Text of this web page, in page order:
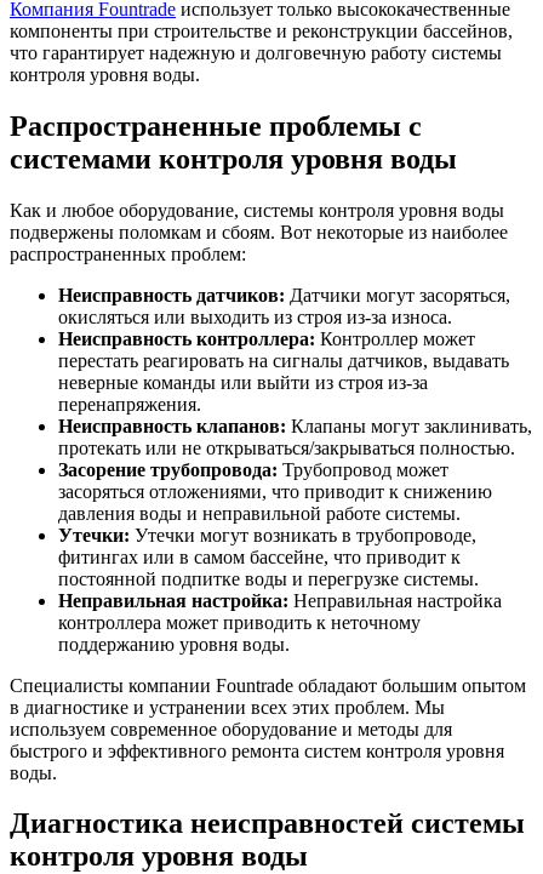
Компания Fountrade использует только высококачественные
компоненты при строительстве и реконструкции бассейнов,
что гарантирует надежную и долговечную работу системы
контроля уровня воды.
Распространенные проблемы с
системами контроля уровня воды
Как и любое оборудование, системы контроля уровня воды
подвержены поломкам и сбоям. Вот некоторые из наиболее
распространенных проблем:
Неисправность датчиков: Датчики могут засоряться,
окисляться или выходить из строя из-за износа.
Неисправность контроллера: Контроллер может
перестать реагировать на сигналы датчиков, выдавать
неверные команды или выйти из строя из-за
перенапряжения.
Неисправность клапанов: Клапаны могут заклинивать,
протекать или не открываться/закрываться полностью.
Засорение трубопровода: Трубопровод может
засоряться отложениями, что приводит к снижению
давления воды и неправильной работе системы.
Утечки: Утечки могут возникать в трубопроводе,
фитингах или в самом бассейне, что приводит к
постоянной подпитке воды и перегрузке системы.
Неправильная настройка: Неправильная настройка
контроллера может приводить к неточному
поддержанию уровня воды.
Специалисты компании Fountrade обладают большим опытом
в диагностике и устранении всех этих проблем. Мы
используем современное оборудование и методы для
быстрого и эффективного ремонта систем контроля уровня
воды.
Диагностика неисправностей системы
контроля уровня воды